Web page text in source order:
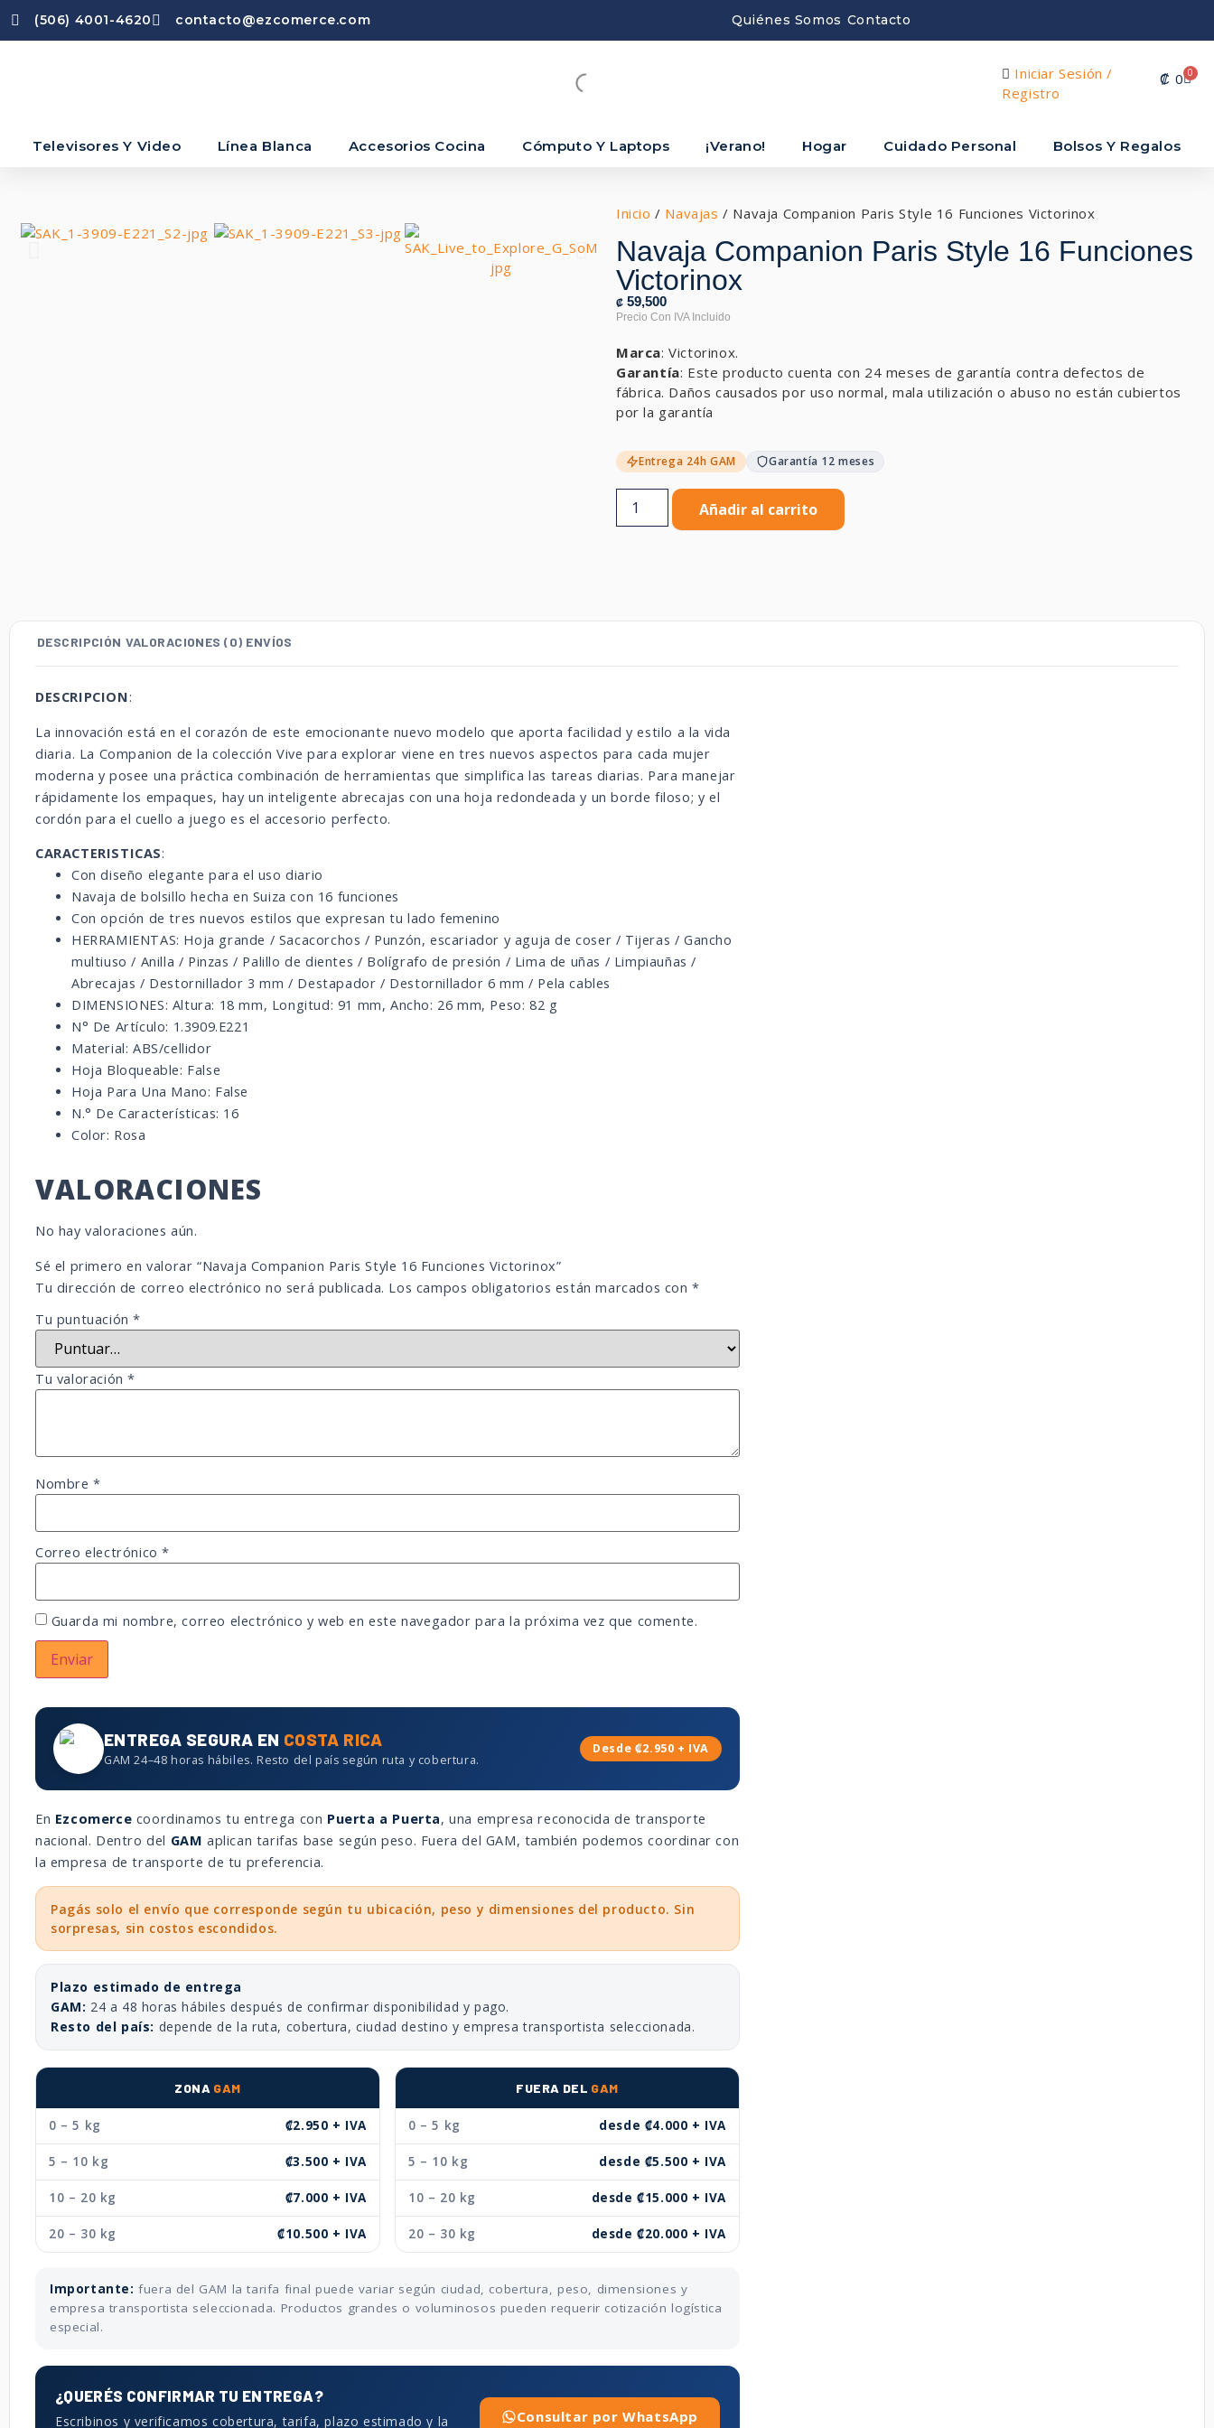
(506) 4001-4620 contacto@ezcomerce.com Quiénes Somos Contacto
Iniciar Sesión /
Registro
₡ 0 0
Televisores Y Video Línea Blanca Accesorios Cocina Cómputo Y Laptops ¡Verano! Hogar Cuidado Personal Bolsos Y Regalos
Inicio / Navajas / Navaja Companion Paris Style 16 Funciones Victorinox
Navaja Companion Paris Style 16 Funciones
Victorinox
₡ 59,500
Marca: Victorinox.
Garantía: Este producto cuenta con 24 meses de garantía contra defectos de
fábrica. Daños causados por uso normal, mala utilización o abuso no están cubiertos
por la garantía
Entrega 24h GAM Garantía 12 meses
Añadir al carrito
DESCRIPCIÓN VALORACIONES (0) ENVÍOS
DESCRIPCION:
La innovación está en el corazón de este emocionante nuevo modelo que aporta facilidad y estilo a la vida
diaria. La Companion de la colección Vive para explorar viene en tres nuevos aspectos para cada mujer
moderna y posee una práctica combinación de herramientas que simplifica las tareas diarias. Para manejar
rápidamente los empaques, hay un inteligente abrecajas con una hoja redondeada y un borde filoso; y el
cordón para el cuello a juego es el accesorio perfecto.
CARACTERISTICAS:
Con diseño elegante para el uso diario
Navaja de bolsillo hecha en Suiza con 16 funciones
Con opción de tres nuevos estilos que expresan tu lado femenino
HERRAMIENTAS: Hoja grande / Sacacorchos / Punzón, escariador y aguja de coser / Tijeras / Gancho
multiuso / Anilla / Pinzas / Palillo de dientes / Bolígrafo de presión / Lima de uñas / Limpiauñas /
Abrecajas / Destornillador 3 mm / Destapador / Destornillador 6 mm / Pela cables
DIMENSIONES: Altura: 18 mm, Longitud: 91 mm,Ancho: 26 mm, Peso:82 g
N° De Artículo: 1.3909.E221
Material: ABS/cellidor
Hoja Bloqueable: False
Hoja Para Una Mano: False
N.° De Características: 16
Color: Rosa
VALORACIONES
No hay valoraciones aún.
Sé el primero en valorar “Navaja Companion Paris Style 16 Funciones Victorinox”
Tu dirección de correo electrónico no será publicada. Los campos obligatorios están marcados con*
Tu puntuación*
Tu valoración*
Nombre*
Correo electrónico*
Guarda mi nombre, correo electrónico y web en este navegador para la próxima vez que comente.
ENTREGA SEGURA EN COSTA RICA
GAM 24–48 horas hábiles. Resto del país según ruta y cobertura.
Desde ₡2.950 + IVA
En Ezcomerce coordinamos tu entrega con Puerta a Puerta, una empresa reconocida de transporte
nacional. Dentro del GAM aplican tarifas base según peso. Fuera del GAM, también podemos coordinar con
la empresa de transporte de tu preferencia.
Pagás solo el envío que corresponde según tu ubicación, peso y dimensiones del producto. Sin
sorpresas, sin costos escondidos.
Plazo estimado de entrega
GAM: 24 a 48 horas hábiles después de confirmar disponibilidad y pago.
Resto del país: depende de la ruta, cobertura, ciudad destino y empresa transportista seleccionada.
ZONA GAM
0 – 5 kg ₡2.950 + IVA
5 – 10 kg ₡3.500 + IVA
10 – 20 kg ₡7.000 + IVA
20 – 30 kg ₡10.500 + IVA
FUERA DEL GAM
0 – 5 kg desde ₡4.000 + IVA
5 – 10 kg desde ₡5.500 + IVA
10 – 20 kg desde ₡15.000 + IVA
20 – 30 kg desde ₡20.000 + IVA
Importante: fuera del GAM la tarifa final puede variar según ciudad, cobertura, peso, dimensiones y
empresa transportista seleccionada. Productos grandes o voluminosos pueden requerir cotización logística
especial.
¿QUERÉS CONFIRMAR TU ENTREGA?
Escribinos y verificamos cobertura, tarifa, plazo estimado y la
Consultar por WhatsApp